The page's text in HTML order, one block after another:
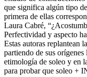
que significa algún tipo
primera de ellas
Laura Cabré,
Perfectividad y aspecto
Estas autoras replantean
partiendo de sus
etimología de soleo y en
para probar que soleo +